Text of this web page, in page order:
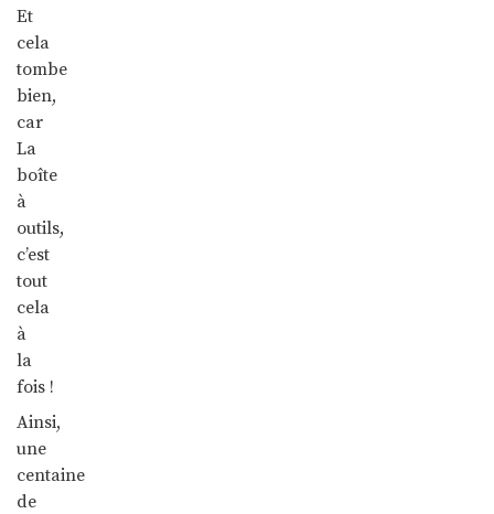
Et
cela
tombe
bien,
car
La
boîte
à
outils,
c’est
tout
cela
à
la
fois !
Ainsi,
une
centaine
de